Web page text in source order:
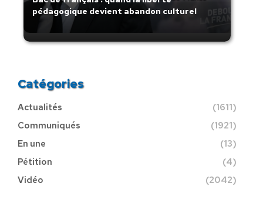
pédagogique devient abandon culturel
Catégories
Actualités
(1611)
Communiqués
(1921)
En une
(13)
Pétition
(4)
Vidéo
(2042)